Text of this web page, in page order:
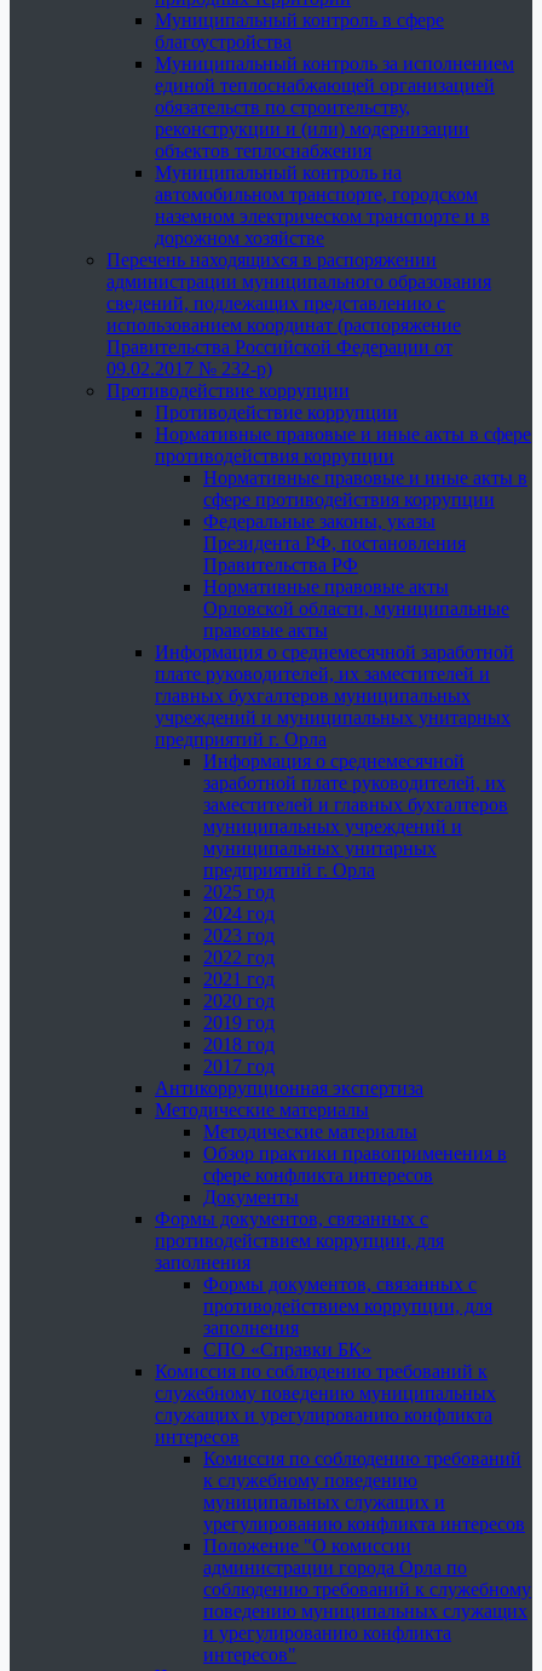
Муниципальный контроль в сфере
благоустройства
Муниципальный контроль за исполнением
единой теплоснабжающей организацией
обязательств по строительству,
реконструкции и (или) модернизации
объектов теплоснабжения
Муниципальный контроль на
автомобильном транспорте, городском
наземном электрическом транспорте и в
дорожном хозяйстве
Перечень находящихся в распоряжении
администрации муниципального образования
сведений, подлежащих представлению с
использованием координат (распоряжение
Правительства Российской Федерации от
09.02.2017 № 232-р)
Противодействие коррупции
Противодействие коррупции
Нормативные правовые и иные акты в сфере
противодействия коррупции
Нормативные правовые и иные акты в
сфере противодействия коррупции
Федеральные законы, указы
Президента РФ, постановления
Правительства РФ
Нормативные правовые акты
Орловской области, муниципальные
правовые акты
Информация о среднемесячной заработной
плате руководителей, их заместителей и
главных бухгалтеров муниципальных
учреждений и муниципальных унитарных
предприятий г. Орла
Информация о среднемесячной
заработной плате руководителей, их
заместителей и главных бухгалтеров
муниципальных учреждений и
муниципальных унитарных
предприятий г. Орла
2025 год
2024 год
2023 год
2022 год
2021 год
2020 год
2019 год
2018 год
2017 год
Антикоррупционная экспертиза
Методические материалы
Методические материалы
Обзор практики правоприменения в
сфере конфликта интересов
Документы
Формы документов, связанных с
противодействием коррупции, для
заполнения
Формы документов, связанных с
противодействием коррупции, для
заполнения
СПО «Справки БК»
Комиссия по соблюдению требований к
служебному поведению муниципальных
служащих и урегулированию конфликта
интересов
Комиссия по соблюдению требований
к служебному поведению
муниципальных служащих и
урегулированию конфликта интересов
Положение "О комиссии
администрации города Орла по
соблюдению требований к служебному
поведению муниципальных служащих
и урегулированию конфликта
интересов"